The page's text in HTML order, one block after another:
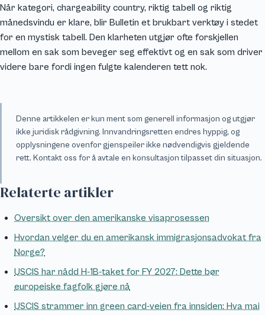
Når kategori, chargeability country, riktig tabell og riktig
månedsvindu er klare, blir Bulletin et brukbart verktøy i stedet
for en mystisk tabell. Den klarheten utgjør ofte forskjellen
mellom en sak som beveger seg effektivt og en sak som driver
videre bare fordi ingen fulgte kalenderen tett nok.
Denne artikkelen er kun ment som generell informasjon og utgjør
ikke juridisk rådgivning. Innvandringsretten endres hyppig, og
opplysningene ovenfor gjenspeiler ikke nødvendigvis gjeldende
rett. Kontakt oss for å avtale en konsultasjon tilpasset din situasjon.
Relaterte artikler
Oversikt over den amerikanske visaprosessen
Hvordan velger du en amerikansk immigrasjonsadvokat fra
Norge?
USCIS har nådd H-1B-taket for FY 2027: Dette bør
europeiske fagfolk gjøre nå
USCIS strammer inn green card-veien fra innsiden: Hva mai